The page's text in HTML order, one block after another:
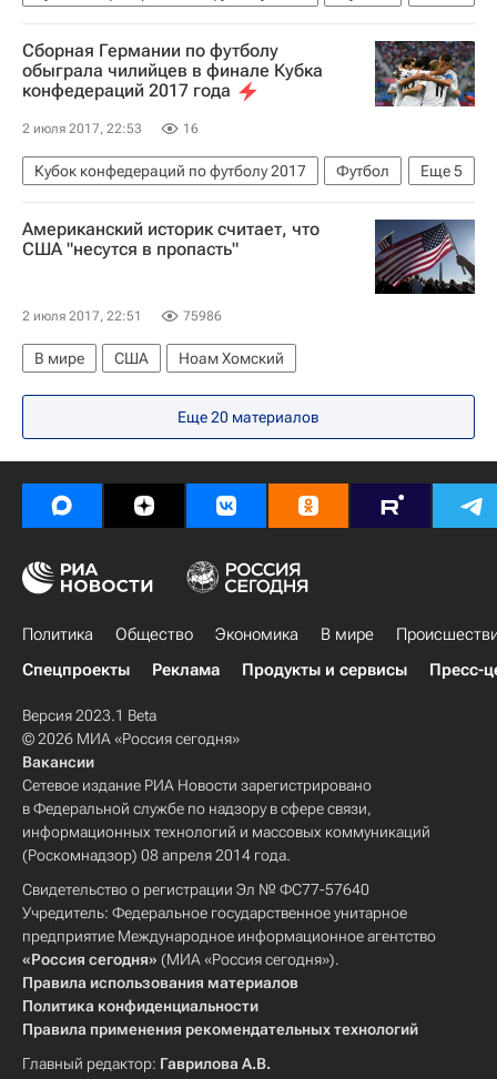
Спорт
Кубок конфедераций 2017
Германия
Чили Тимо Вернер
Сборная Германии по футболу
обыграла чилийцев в финале Кубка
конфедераций 2017 года
2 июля 2017, 22:53 16
Еще5
Кубок конфедераций по футболу 2017
Футбол
Спорт
Кубок конфедераций 2017
Германия
Чили Ларс Штиндль
Американский историк считает, что
США "несутся в пропасть"
2 июля 2017, 22:51 75986
В мире США Ноам Хомский
Еще 20 материалов
Политика Общество Экономика В мире
Спецпроекты
Реклама Продукты и сервисы Пресс-
Версия 2023.1 Beta
© 2026 МИА «Россия сегодня»
Вакансии
Сетевое издание РИА Новости зарегистрировано
в Федеральной службе по надзору в сфере связи,
информационных технологий и массовых коммуникаций
(Роскомнадзор) 08 апреля 2014 года.
Свидетельство о регистрации Эл № ФС77-57640
Учредитель: Федеральное государственное унитарное
предприятие Международное информационное агентство
«Россия сегодня» (МИА «Россия сегодня»).
Правила использования материалов
Политика конфиденциальности
Правила применения рекомендательных технологий
Главный редактор: Гаврилова А.В.